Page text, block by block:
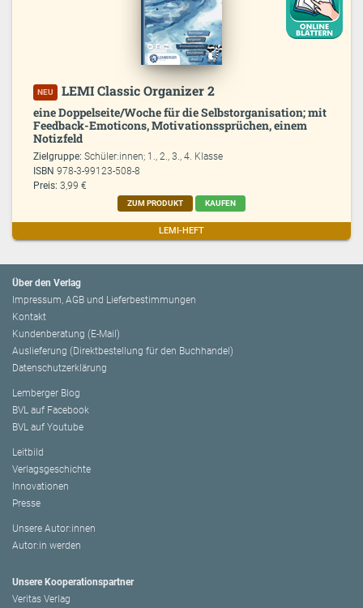
NEU LEMI Classic Organizer 2
eine Doppelseite/Woche für die Selbstorganisation; mit
Feedback-Emoticons, Motivationssprüchen, einem
Notizfeld
Zielgruppe:Schüler:innen; 1., 2., 3., 4. Klasse
ISBN978-3-99123-508-8
Preis: 3,99 €
ZUM PRODUKT KAUFEN
LEMI-HEFT
Über den Verlag
Impressum, AGB und Lieferbestimmungen
Kontakt
Kundenberatung (E-Mail)
Auslieferung (Direktbestellung für den Buchhandel)
Datenschutzerklärung
Lemberger Blog
BVL auf Facebook
BVL auf Youtube
Leitbild
Verlagsgeschichte
Innovationen
Presse
Unsere Autor:innen
Autor:in werden
Unsere Kooperationspartner
Veritas Verlag